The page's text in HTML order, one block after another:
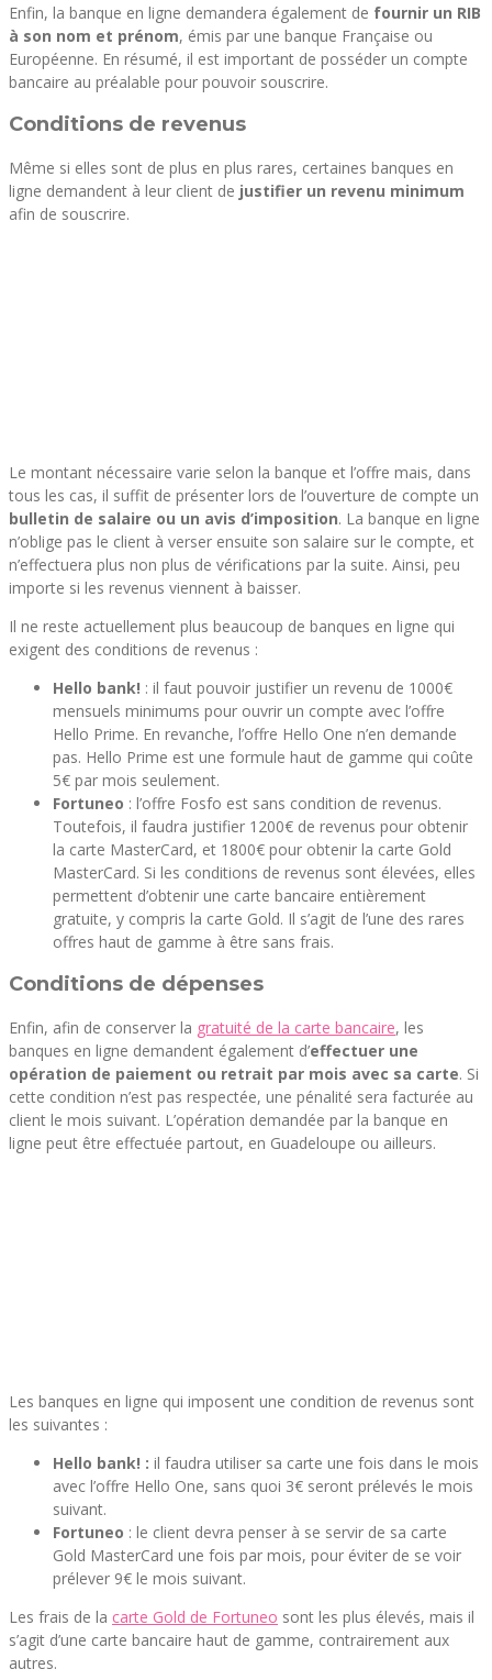
Enfin, la banque en ligne demandera également de fournir un RIB
à son nom et prénom, émis par une banque Française ou
Européenne. En résumé, il est important de posséder un compte
bancaire au préalable pour pouvoir souscrire.
Conditions de revenus
Même si elles sont de plus en plus rares, certaines banques en
ligne demandent à leur client de justifier un revenu minimum
afin de souscrire.
Le montant nécessaire varie selon la banque et l’offre mais, dans
tous les cas, il suffit de présenter lors de l’ouverture de compte un
bulletin de salaire ou un avis d’imposition. La banque en ligne
n’oblige pas le client à verser ensuite son salaire sur le compte, et
n’effectuera plus non plus de vérifications par la suite. Ainsi, peu
importe si les revenus viennent à baisser.
Il ne reste actuellement plus beaucoup de banques en ligne qui
exigent des conditions de revenus :
Hello bank! : il faut pouvoir justifier un revenu de 1000€
mensuels minimums pour ouvrir un compte avec l’offre
Hello Prime. En revanche, l’offre Hello One n’en demande
pas. Hello Prime est une formule haut de gamme qui coûte
5€ par mois seulement.
Fortuneo : l’offre Fosfo est sans condition de revenus.
Toutefois, il faudra justifier 1200€ de revenus pour obtenir
la carte MasterCard, et 1800€ pour obtenir la carte Gold
MasterCard. Si les conditions de revenus sont élevées, elles
permettent d’obtenir une carte bancaire entièrement
gratuite, y compris la carte Gold. Il s’agit de l’une des rares
offres haut de gamme à être sans frais.
Conditions de dépenses
Enfin, afin de conserver la gratuité de la carte bancaire, les
banques en ligne demandent également d’effectuer une
opération de paiement ou retrait par mois avec sa carte. Si
cette condition n’est pas respectée, une pénalité sera facturée au
client le mois suivant. L’opération demandée par la banque en
ligne peut être effectuée partout, en Guadeloupe ou ailleurs.
Les banques en ligne qui imposent une condition de revenus sont
les suivantes :
Hello bank! : il faudra utiliser sa carte une fois dans le mois
avec l’offre Hello One, sans quoi 3€ seront prélevés le mois
suivant.
Fortuneo : le client devra penser à se servir de sa carte
Gold MasterCard une fois par mois, pour éviter de se voir
prélever 9€ le mois suivant.
Les frais de la carte Gold de Fortuneo sont les plus élevés, mais il
s’agit d’une carte bancaire haut de gamme, contrairement aux
autres.